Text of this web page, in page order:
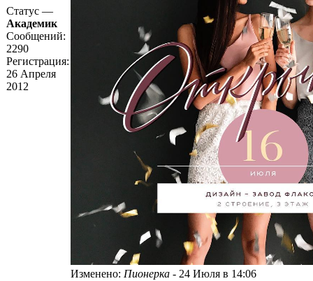
Статус —
Академик
Сообщений:
2290
Регистрация:
26 Апреля
2012
Изменено: Пионерка - 24 Июля в 14:06